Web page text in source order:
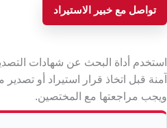
تواصل مع خبير الاستيراد
استخدم أداة البحث عن شهادات
آمنة قبل اتخاذ قرار استيراد أو تصدير
ويجب مراجعتها مع المختصين.